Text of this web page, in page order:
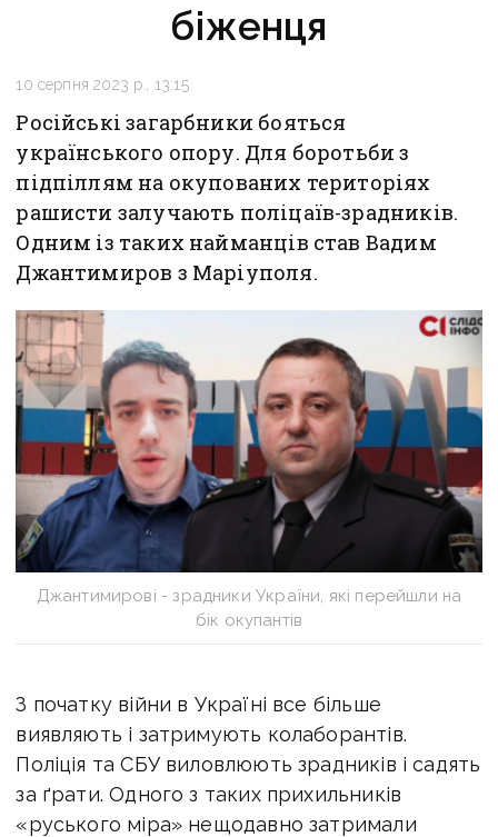
біженця
10 серпня 2023 р., 13:15
Російські загарбники бояться
українського опору. Для боротьби з
підпіллям на окупованих територіях
рашисти залучають поліцаїв-зрадників.
Одним із таких найманців став Вадим
Джантимиров з Маріуполя.
Джантимирові - зрадники України, які перейшли на
бік окупантів
З початку війни в Україні все більше
виявляють і затримують колаборантів.
Поліція та СБУ виловлюють зрадників і садять
за ґрати. Одного з таких прихильників
«руського міра» нещодавно затримали